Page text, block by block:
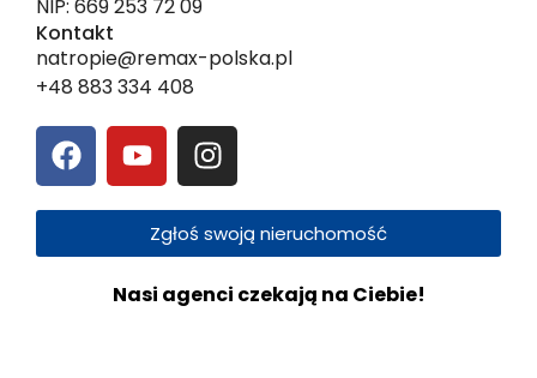
NIP: 669 253 72 09
Kontakt
natropie@remax-polska.pl
+48 883 334 408
Zgłoś swoją nieruchomość
Nasi agenci czekają na Ciebie!